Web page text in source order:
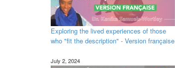
Exploring the lived experiences of those
who "fit the description" - Version française
July 2, 2024